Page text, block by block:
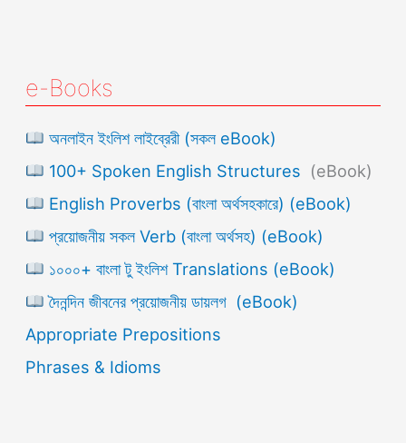
e-Books
অনলাইন ইংলিশ লাইব্রেরী (সকল eBook)
100+ Spoken English Structures (eBook)
English Proverbs (বাংলা অর্থসহকারে) (eBook)
প্রয়োজনীয় সকল Verb (বাংলা অর্থসহ) (eBook)
১০০০+ বাংলা টু ইংলিশ Translations (eBook)
দৈনন্দিন জীবনের প্রয়োজনীয় ডায়লগ (eBook)
Appropriate Prepositions
Phrases & Idioms